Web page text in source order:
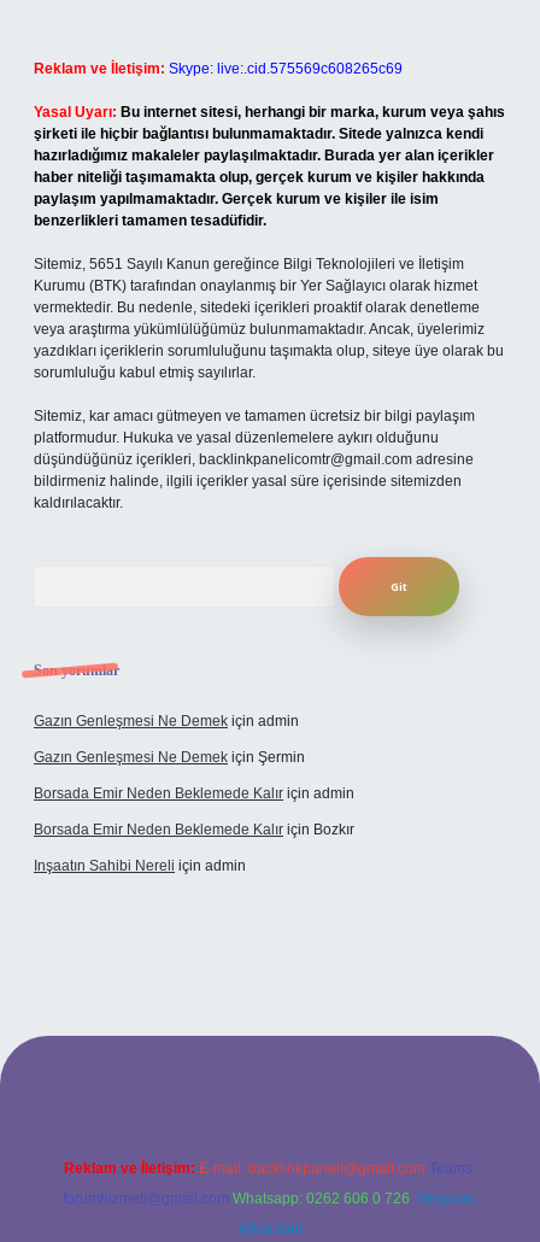
Reklam ve İletişim: Skype: live:.cid.575569c608265c69
Yasal Uyarı: Bu internet sitesi, herhangi bir marka, kurum veya şahıs
şirketi ile hiçbir bağlantısı bulunmamaktadır. Sitede yalnızca kendi
hazırladığımız makaleler paylaşılmaktadır. Burada yer alan içerikler
haber niteliği taşımamakta olup, gerçek kurum ve kişiler hakkında
paylaşım yapılmamaktadır. Gerçek kurum ve kişiler ile isim
benzerlikleri tamamen tesadüfidir.
Sitemiz, 5651 Sayılı Kanun gereğince Bilgi Teknolojileri ve İletişim
Kurumu (BTK) tarafından onaylanmış bir Yer Sağlayıcı olarak hizmet
vermektedir. Bu nedenle, sitedeki içerikleri proaktif olarak denetleme
veya araştırma yükümlülüğümüz bulunmamaktadır. Ancak, üyelerimiz
yazdıkları içeriklerin sorumluluğunu taşımakta olup, siteye üye olarak bu
sorumluluğu kabul etmiş sayılırlar.
Sitemiz, kar amacı gütmeyen ve tamamen ücretsiz bir bilgi paylaşım
platformudur. Hukuka ve yasal düzenlemelere aykırı olduğunu
düşündüğünüz içerikleri, backlinkpanelicomtr@gmail.com adresine
bildirmeniz halinde, ilgili içerikler yasal süre içerisinde sitemizden
kaldırılacaktır.
Son yorumlar
Gazın Genleşmesi Ne Demek için admin
Gazın Genleşmesi Ne Demek için Şermin
Borsada Emir Neden Beklemede Kalır için admin
Borsada Emir Neden Beklemede Kalır için Bozkır
Inşaatın Sahibi Nereli için admin
Reklam ve İletişim: E-mail: backlinkpaneli@gmail.com Teams:
forumhizmeti@gmail.com Whatsapp: 0262 606 0 726 Telegram:
@karabul